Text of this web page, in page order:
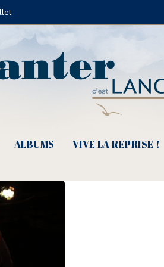
ALBUMS VIVE LA REPRISE !
piano noir…